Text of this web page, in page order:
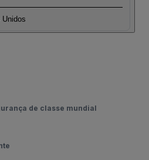
Unidos
de classe mundial